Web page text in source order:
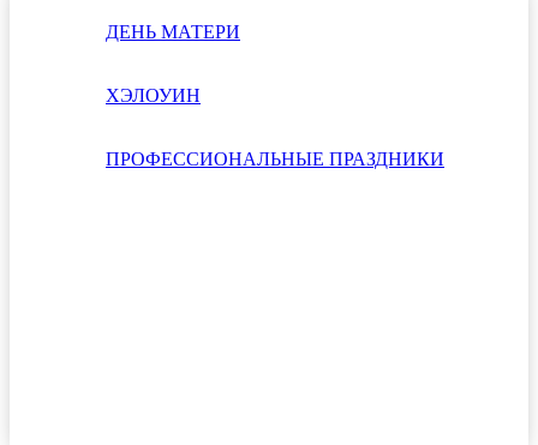
ДЕНЬ МАТЕРИ
ХЭЛОУИН
ПРОФЕССИОНАЛЬНЫЕ ПРАЗДНИКИ